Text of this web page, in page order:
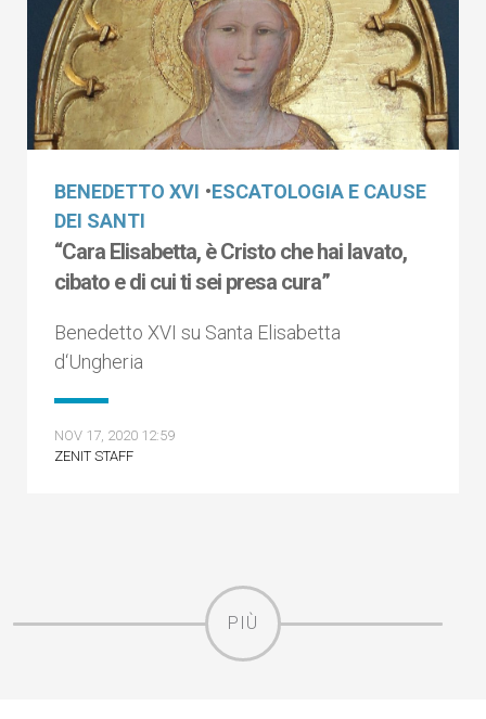
BENEDETTO XVI •ESCATOLOGIA E CAUSE
DEI SANTI
“Cara Elisabetta, è Cristo che hai lavato,
cibato e di cui ti sei presa cura”
Benedetto XVI su Santa Elisabetta
d‘Ungheria
NOV 17, 2020 12:59
ZENIT STAFF
PIÙ